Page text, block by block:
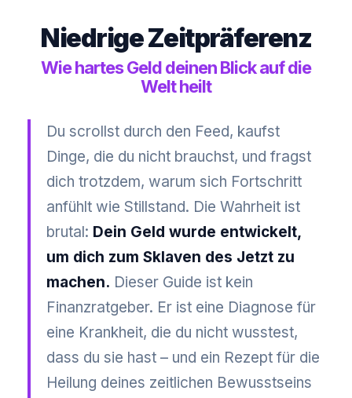
Niedrige Zeitpräferenz
Wie hartes Geld deinen Blick auf die
Welt heilt
Du scrollst durch den Feed, kaufst
Dinge, die du nicht brauchst, und fragst
dich trotzdem, warum sich Fortschritt
anfühlt wie Stillstand. Die Wahrheit ist
brutal: Dein Geld wurde entwickelt,
um dich zum Sklaven des Jetzt zu
machen. Dieser Guide ist kein
Finanzratgeber. Er ist eine Diagnose für
eine Krankheit, die du nicht wusstest,
dass du sie hast – und ein Rezept für die
Heilung deines zeitlichen Bewusstseins